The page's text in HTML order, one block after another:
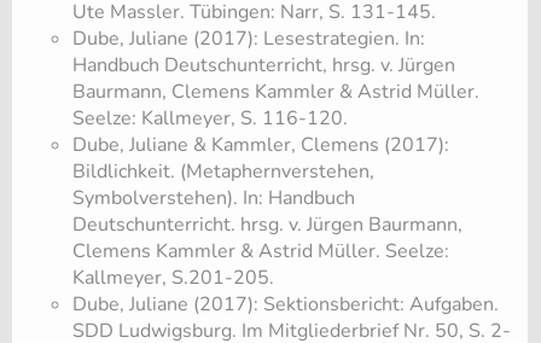
Ute Massler. Tübingen: Narr, S. 131-145.
Dube, Juliane (2017): Lesestrategien. In:
Handbuch Deutschunterricht, hrsg. v. Jürgen
Baurmann, Clemens Kammler & Astrid Müller.
Seelze: Kallmeyer, S. 116-120.
Dube, Juliane & Kammler, Clemens (2017):
Bildlichkeit. (Metaphernverstehen,
Symbolverstehen). In: Handbuch
Deutschunterricht. hrsg. v. Jürgen Baurmann,
Clemens Kammler & Astrid Müller. Seelze:
Kallmeyer, S.201-205.
Dube, Juliane (2017): Sektionsbericht: Aufgaben.
SDD Ludwigsburg. Im Mitgliederbrief Nr. 50, S. 2-